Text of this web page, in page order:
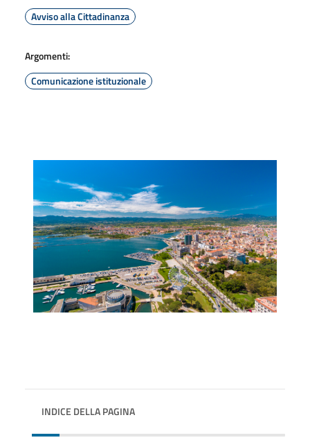
Avviso alla Cittadinanza
Argomenti:
Comunicazione istituzionale
INDICE DELLA PAGINA